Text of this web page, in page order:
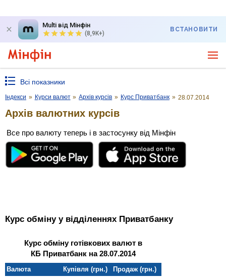
Multi від Мінфін
(8,9K+)
ВСТАНОВИТИ
Всі показники
Індекси » Курси валют » Архів курсів » Курс Приватбанк » 28.07.2014
Архів валютних курсів
Все про валюту теперь і в застосунку від Мінфін
Курс обміну у відділеннях Приватбанку
Курс обміну готівкових валют в
КБ Приватбанк на 28.07.2014
Валюта Купівля (грн.)
Продаж (грн.)